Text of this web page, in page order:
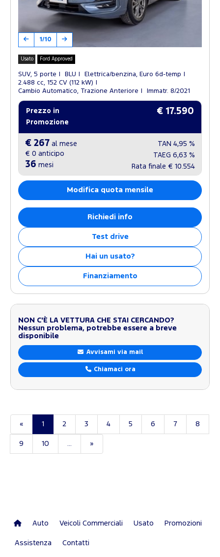
1/10
Usato Ford Approved
SUV, 5 porte BLU
Elettrica/benzina, Euro 6d-temp
2.488 cc, 152 CV (112 kW)
Cambio Automatico, Trazione Anteriore
Immatr. 8/2021
Prezzo in
Promozione
€ 17.590
€ 267 al mese
€ 0 anticipo
36 mesi
TAN 4,95 %
TAEG 6,63 %
Rata finale € 10.554
Modifica quota mensile
Richiedi info
Test drive
Hai un usato?
Finanziamento
NON C'È LA VETTURA CHE STAI CERCANDO?
Nessun problema, potrebbe essere a breve
disponibile
Avvisami via mail
Chiamaci ora
« 1 2 3 4 5 6 7 8
9 10 »
Auto Veicoli Commerciali Usato Promozioni
Assistenza Contatti